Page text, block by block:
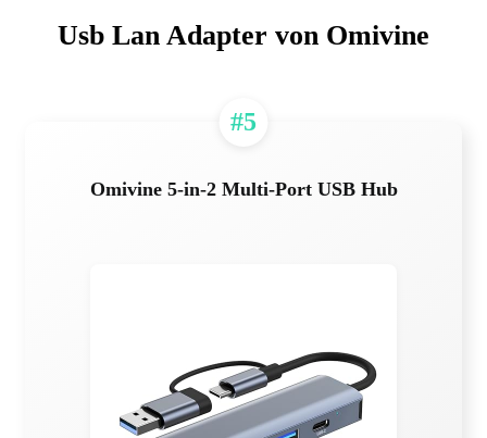
Usb Lan Adapter von Omivine
#5
Omivine 5-in-2 Multi-Port USB Hub